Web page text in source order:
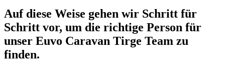
Auf diese Weise gehen wir Schritt für
Schritt vor, um die richtige Person für
unser Euvo Caravan Tirge Team zu
finden.